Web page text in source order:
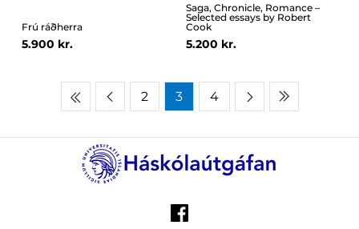
Frú ráðherra
5.900 kr.
Saga, Chronicle, Romance –
Selected essays by Robert
Cook
5.200 kr.
2 3 4